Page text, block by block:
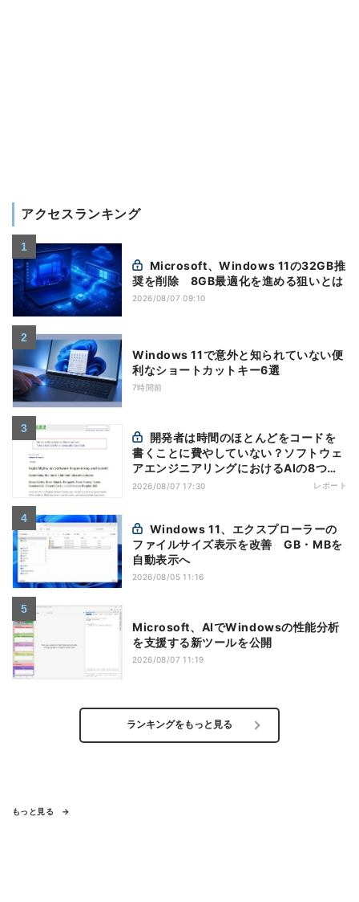
アクセスランキング
奨を削除 8GB最適化を進める狙いとは
2026/08/07 09:10
Windows 11で意外と知られていない便
利なショートカットキー6選
7時間前
書くことに費やしていない？ソフトウェ
アエンジニアリングにおけるAIの8つの
神話への賛否
2026/08/07 17:30 レポート
ファイルサイズ表示を改善 GB・MBを
自動表示へ
2026/08/05 11:16
Microsoft、AIでWindowsの性能分析
を支援する新ツールを公開
2026/08/07 11:19
ランキングをもっと見る
もっと見る